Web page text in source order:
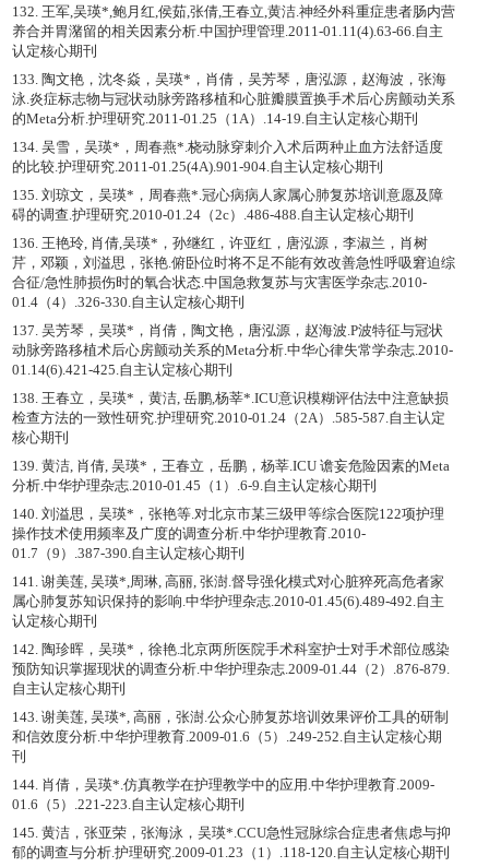
132. 王军,吴瑛*,鲍月红,侯茹,张倩,王春立,黄洁.神经外科重症患者肠内营
养合并胃潴留的相关因素分析.中国护理管理.2011-01.11(4).63-66.自主
认定核心期刊
133. 陶文艳，沈冬焱，吴瑛*，肖倩，吴芳琴，唐泓源，赵海波，张海
泳.炎症标志物与冠状动脉旁路移植和心脏瓣膜置换手术后心房颤动关系
的Meta分析.护理研究.2011-01.25（1A）.14-19.自主认定核心期刊
134. 吴雪，吴瑛*，周春燕*.桡动脉穿刺介入术后两种止血方法舒适度
的比较.护理研究.2011-01.25(4A).901-904.自主认定核心期刊
135. 刘琼文，吴瑛*，周春燕*.冠心病病人家属心肺复苏培训意愿及障
碍的调查.护理研究.2010-01.24（2c）.486-488.自主认定核心期刊
136. 王艳玲, 肖倩,吴瑛*，孙继红，许亚红，唐泓源，李淑兰，肖树
芹，邓颖，刘溢思，张艳.俯卧位时将不足不能有效改善急性呼吸窘迫综
合征/急性肺损伤时的氧合状态.中国急救复苏与灾害医学杂志.2010-
01.4（4）.326-330.自主认定核心期刊
137. 吴芳琴，吴瑛*，肖倩，陶文艳，唐泓源，赵海波.P波特征与冠状
动脉旁路移植术后心房颤动关系的Meta分析.中华心律失常学杂志.2010-
01.14(6).421-425.自主认定核心期刊
138. 王春立，吴瑛*，黄洁, 岳鹏,杨莘*.ICU意识模糊评估法中注意缺损
检查方法的一致性研究.护理研究.2010-01.24（2A）.585-587.自主认定
核心期刊
139. 黄洁, 肖倩, 吴瑛*，王春立，岳鹏，杨莘.ICU 谵妄危险因素的Meta
分析.中华护理杂志.2010-01.45（1）.6-9.自主认定核心期刊
140. 刘溢思，吴瑛*，张艳等.对北京市某三级甲等综合医院122项护理
操作技术使用频率及广度的调查分析.中华护理教育.2010-
01.7（9）.387-390.自主认定核心期刊
141. 谢美莲, 吴瑛*,周琳, 高丽, 张澍.督导强化模式对心脏猝死高危者家
属心肺复苏知识保持的影响.中华护理杂志.2010-01.45(6).489-492.自主
认定核心期刊
142. 陶珍晖，吴瑛*，徐艳.北京两所医院手术科室护士对手术部位感染
预防知识掌握现状的调查分析.中华护理杂志.2009-01.44（2）.876-879.
自主认定核心期刊
143. 谢美莲, 吴瑛*, 高丽，张澍.公众心肺复苏培训效果评价工具的研制
和信效度分析.中华护理教育.2009-01.6（5）.249-252.自主认定核心期
刊
144. 肖倩，吴瑛*.仿真教学在护理教学中的应用.中华护理教育.2009-
01.6（5）.221-223.自主认定核心期刊
145. 黄洁，张亚荣，张海泳，吴瑛*.CCU急性冠脉综合症患者焦虑与抑
郁的调查与分析.护理研究.2009-01.23（1）.118-120.自主认定核心期刊